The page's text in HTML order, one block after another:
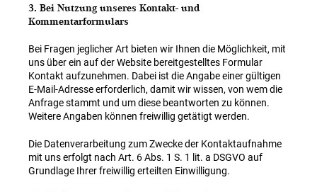
3. Bei Nutzung unseres Kontakt- und
Kommentarformulars
Bei Fragen jeglicher Art bieten wir Ihnen die Möglichkeit, mit
uns über ein auf der Website bereitgestelltes Formular
Kontakt aufzunehmen. Dabei ist die Angabe einer gültigen
E-Mail-Adresse erforderlich, damit wir wissen, von wem die
Anfrage stammt und um diese beantworten zu können.
Weitere Angaben können freiwillig getätigt werden.
Die Datenverarbeitung zum Zwecke der Kontaktaufnahme
mit uns erfolgt nach Art. 6 Abs. 1 S. 1 lit. a DSGVO auf
Grundlage Ihrer freiwillig erteilten Einwilligung.